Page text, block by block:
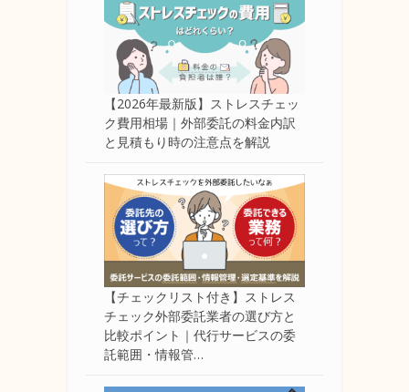
【2026年最新版】ストレスチェッ
ク費用相場｜外部委託の料金内訳
と見積もり時の注意点を解説
【チェックリスト付き】ストレス
チェック外部委託業者の選び方と
比較ポイント｜代行サービスの委
託範囲・情報管…